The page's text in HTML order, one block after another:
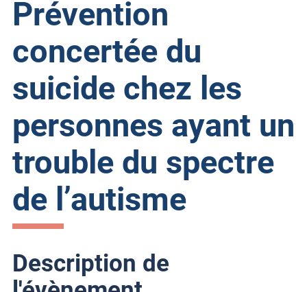
Prévention
concertée du
suicide chez les
personnes ayant un
trouble du spectre
de l’autisme
Description de